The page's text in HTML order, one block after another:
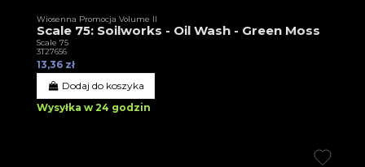
Wiosenna Promocja Volume II
Scale 75: Soilworks - Oil Wash - Green Moss
Scale 75
3T27656
13,36 zł
Dodaj do koszyka
Wysyłka w 24 godzin